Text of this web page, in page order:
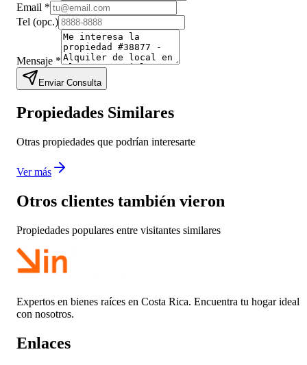
Email *
Tel (opc.)
Mensaje *
Enviar Consulta
Propiedades Similares
Otras propiedades que podrían interesarte
Ver más
Otros clientes también vieron
Propiedades populares entre visitantes similares
Expertos en bienes raíces en Costa Rica. Encuentra tu hogar ideal
con nosotros.
Enlaces